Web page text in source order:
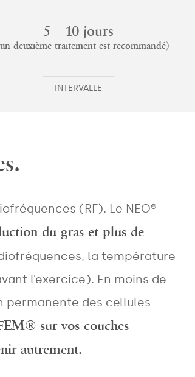
5 – 10 jours
deuxième traitement est recommandé)
INTERVALLE
(RF). Le NEO®
du gras et plus de
la température
l’exercice). En moins de
permanente des cellules
sur vos couches
autrement.